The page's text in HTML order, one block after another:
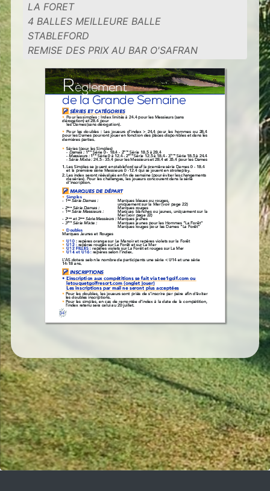
LA FORET
4 BALLES MEILLEURE BALLE
STABLEFORD
REMISE DES PRIX AU BAR O'SAFRAN